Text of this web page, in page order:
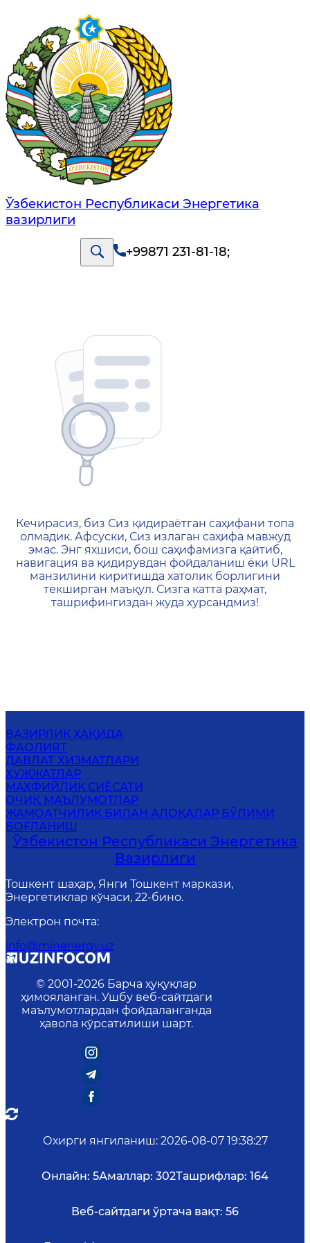
Ўзбекистон Республикаси Энергетика
вазирлиги
+99871 231-81-18;
404 — Страница не
Кечирасиз, биз Сиз қидираётган саҳифани топа
олмадик. Афсуски, Сиз излаган саҳифа мавжуд
эмас. Энг яхшиси, бош саҳифамизга қайтиб,
навигация ва қидирувдан фойдаланиш ёки URL
манзилини киритишда хатолик борлигини
текширган маъқул. Сизга катта раҳмат,
ташрифингиздан жуда хурсандмиз!
ВАЗИРЛИК ҲАҚИДА
ФАОЛИЯТ
ДАВЛАТ ХИЗМАТЛАРИ
ҲУЖЖАТЛАР
МАХФИЙЛИК СИЁСАТИ
ОЧИҚ МАЪЛУМОТЛАР
ЖАМОАТЧИЛИК БИЛАН АЛОҚАЛАР БЎЛИМИ
БОҒЛАНИШ
Ўзбекистон Республикаси Энергетика
Вазирлиги
Тошкент шаҳар, Янги Тошкент маркази,
Энергетиклар кўчаси, 22-бино.
Электрон почта:
info@minenergy.uz
© 2001-2026 Барча ҳуқуқлар
ҳимояланган. Ушбу веб-сайтдаги
маълумотлардан фойдаланганда
ҳавола кўрсатилиши шарт.
Охирги янгиланиш: 2026-08-07 19:38:27
Онлайн: 5Амаллар: 302Ташрифлар: 164
Веб-сайтдаги ўртача вақт: 56